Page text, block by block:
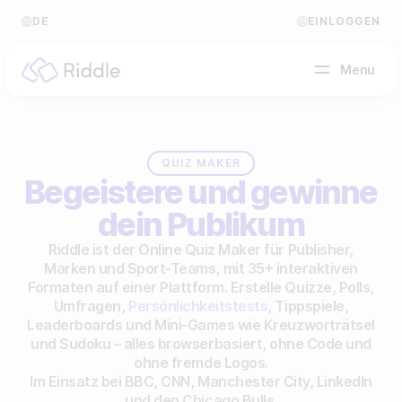
DE EINLOGGEN
Menu
Quiz erstellen
Persönlichkeitstest erstellen
Umfrage / Abstimmung erstellen
Formular erstellen
Tippspiel erstellen
Leaderboard erstellen
Video Akademie
Über uns
FAQ
QUIZ MAKER
Begeistere und gewinne
dein Publikum
Riddle ist der Online Quiz Maker für Publisher,
Marken und Sport-Teams, mit 35+ interaktiven
Formaten auf einer Plattform. Erstelle Quizze, Polls,
Umfragen, Persönlichkeitstests, Tippspiele,
Leaderboards und Mini-Games wie Kreuzworträtsel
und Sudoku – alles browserbasiert, ohne Code und
ohne fremde Logos.
Im Einsatz bei BBC, CNN, Manchester City, LinkedIn